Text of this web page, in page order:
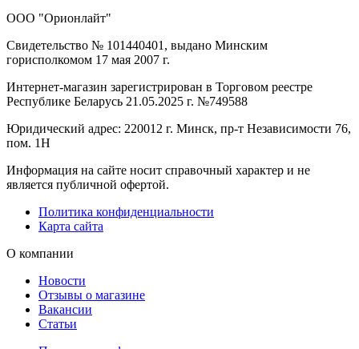
ООО "Орионлайт"
Свидетельство № 101440401, выдано Минским
горисполкомом 17 мая 2007 г.
Интернет-магазин зарегистрирован в Торговом реестре
Республике Беларусь 21.05.2025 г. №749588
Юридический адрес: 220012 г. Минск, пр-т Независимости 76,
пом. 1Н
Информация на сайте носит справочный характер и не
является публичной офертой.
Политика конфиденциальности
Карта сайта
О компании
Новости
Отзывы о магазине
Вакансии
Статьи